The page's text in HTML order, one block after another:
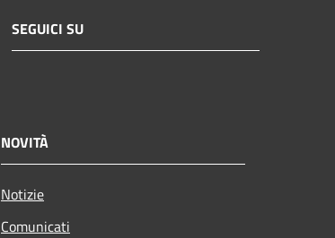
SEGUICI SU
NOVITÀ
Notizie
Comunicati